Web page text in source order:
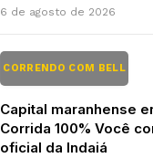
6 de agosto de 2026
CORRENDO COM BELL
Capital maranhense
Corrida 100% Você
oficial da Indaiá